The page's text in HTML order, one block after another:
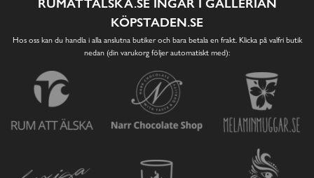
KÖPSTADEN.SE
Hos oss kan du handla i alla anslutna butiker och bara betala en frakt. Klicka på valfri butik
nedan (din varukorg följer automatiskt med):